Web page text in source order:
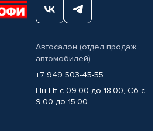
Автосалон (отдел продаж
автомобилей)
+7 949 503-45-55
Пн-Пт с 09.00 до 18.00, Сб с
9.00 до 15.00